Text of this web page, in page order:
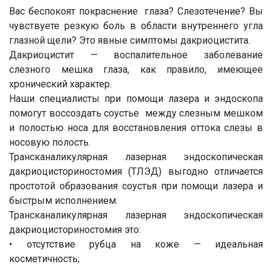
Вас беспокоят покраснение глаза? Слезотечение? Вы
чувствуете резкую боль в области внутреннего угла
глазной щели? Это явные симптомы дакриоцистита.
Дакриоцистит — воспалительное заболевание
слезного мешка глаза, как правило, имеющее
хронический характер.
Наши специалисты при помощи лазера и эндоскопа
помогут воссоздать соустье между слезным мешком
и полостью носа для восстановления оттока слезы в
носовую полость.
Трансканаликулярная лазерная эндоскопическая
дакриоцисториностомия (ТЛЭД) выгодно отличается
простотой образования соустья при помощи лазера и
быстрым исполнением.
Трансканаликулярная лазерная эндоскопическая
дакриоцисториностомия это:
• отсутствие рубца на коже — идеальная
косметичность;